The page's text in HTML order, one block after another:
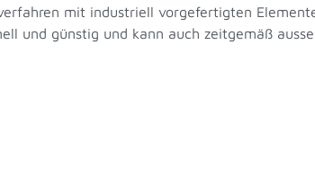
mit industriell vorgefertigten
und günstig und kann auch zeitgemäß